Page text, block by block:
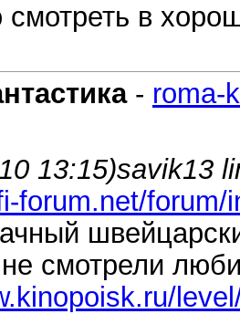
в
- roma-k
13:15)savik13
forum.net/
смотрели